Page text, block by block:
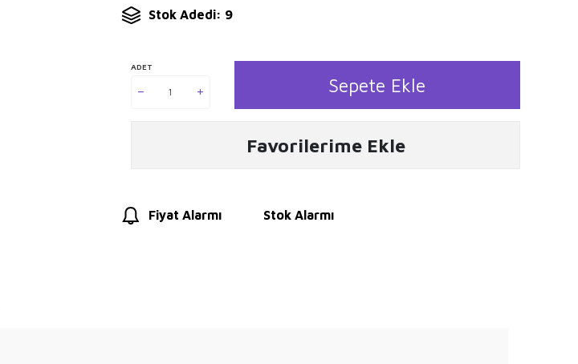
Stok Adedi: 9
ADET
Sepete Ekle
Favorilerime Ekle
Fiyat Alarmı Stok Alarmı